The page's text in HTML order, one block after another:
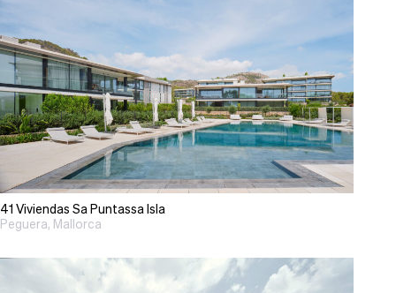
41 Viviendas Sa Puntassa Isla
Peguera, Mallorca